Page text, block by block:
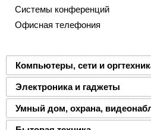
Системы конференций
Офисная телефония
Компьютеры, сети и
Электроника и гаджеты
Умный дом, охрана,